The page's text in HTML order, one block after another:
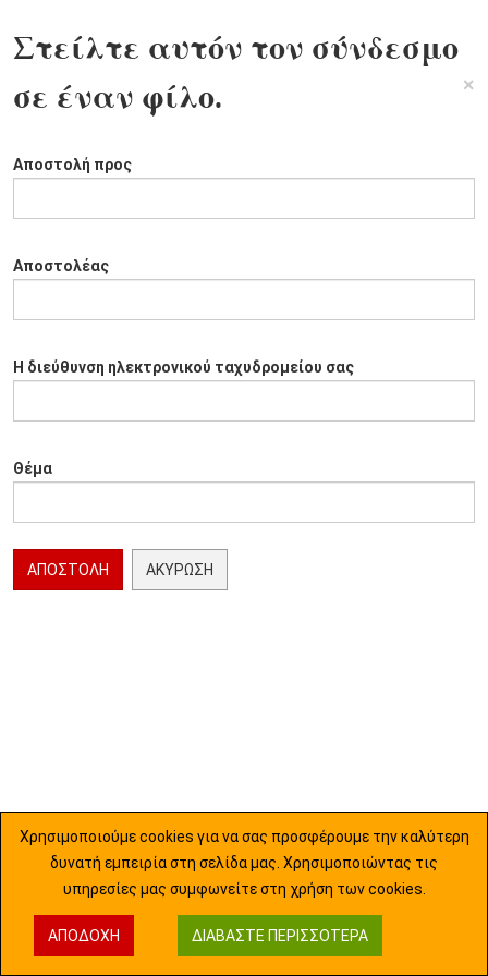
Στείλτε αυτόν τον σύνδεσμο
σε έναν φίλο.
×
Αποστολή προς
Αποστολέας
Η διεύθυνση ηλεκτρονικού ταχυδρομείου σας
Θέμα
ΑΠΟΣΤΟΛΉ ΑΚΎΡΩΣΗ
Χρησιμοποιούμε cookies για να σας προσφέρουμε την καλύτερη
δυνατή εμπειρία στη σελίδα μας. Χρησιμοποιώντας τις
υπηρεσίες μας συμφωνείτε στη χρήση των cookies.
ΑΠΟΔΟΧΉ ΔΙΑΒΆΣΤΕ ΠΕΡΙΣΣΌΤΕΡΑ